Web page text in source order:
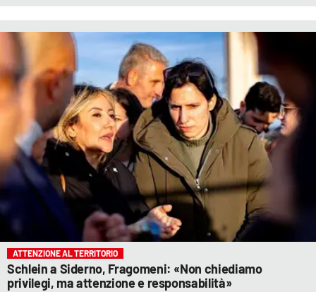
ATTENZIONE AL TERRITORIO
Schlein a Siderno, Fragomeni: «Non chiediamo
privilegi, ma attenzione e responsabilità»